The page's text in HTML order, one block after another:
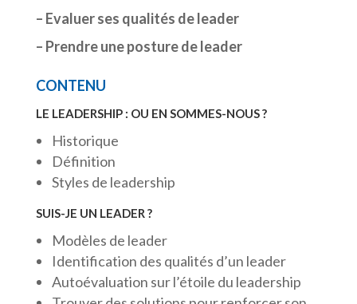
– Evaluer ses qualités de leader
– Prendre une posture de leader
CONTENU
LE LEADERSHIP : OU EN SOMMES-NOUS ?
Historique
Définition
Styles de leadership
SUIS-JE UN LEADER ?
Modèles de leader
Identification des qualités d’un leader
Autoévaluation sur l’étoile du leadership